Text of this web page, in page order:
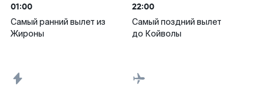
01:00
Самый ранний вылет из
Жироны
22:00
Самый поздний вылет
до Койволы